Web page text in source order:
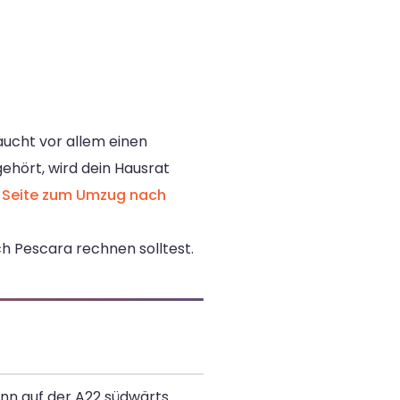
vor allem einen
wird dein Hausrat
Seite zum Umzug nach
Pescara rechnen solltest.